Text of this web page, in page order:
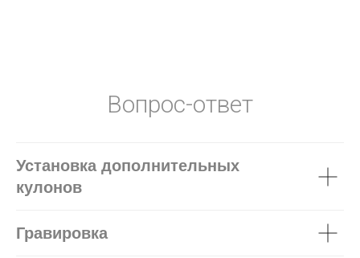
Вопрос-ответ
Установка дополнительных
кулонов
Гравировка